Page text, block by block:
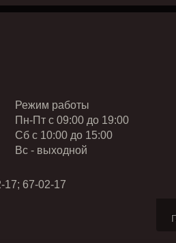
Режим работы
Пн-Пт с 09:00 до 19:00
Cб с 10:00 до 15:00
Вс - выходной
67-02-17